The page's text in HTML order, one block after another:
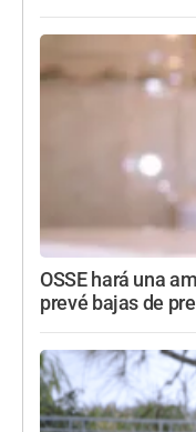
OSSE hará una
prevé bajas de